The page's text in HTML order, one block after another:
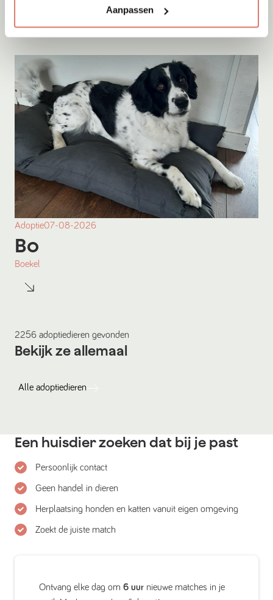
Aanpassen
Adoptie07-08-2026
Bo
Boekel
2256 adoptiedieren gevonden
Bekijk ze allemaal
Alle adoptiedieren
Een huisdier zoeken dat bij je past
Persoonlijk contact
Geen handel in dieren
Herplaatsing honden en katten vanuit eigen omgeving
Zoekt de juiste match
Ontvang elke dag om 6 uur nieuwe matches in je